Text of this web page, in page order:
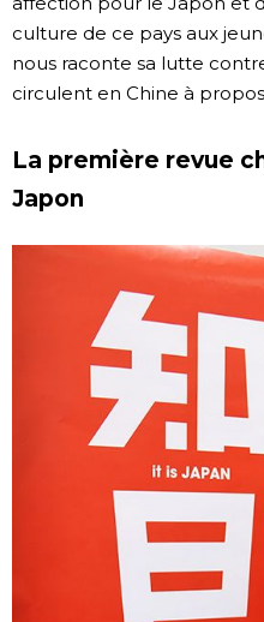
culture de ce pays aux
nous raconte sa lutte
circulent en Chine à
La première revue
Japon